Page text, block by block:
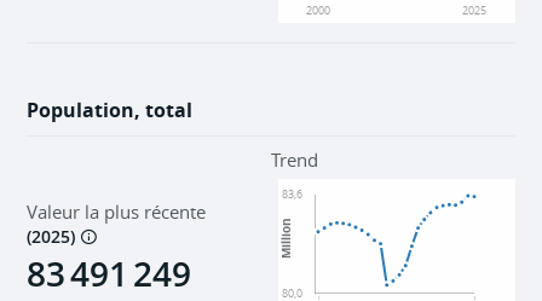
2000 2025
Population, total
Valeur la plus récente
(2025)
83 491 249
Trend
Million
80,0
83,6